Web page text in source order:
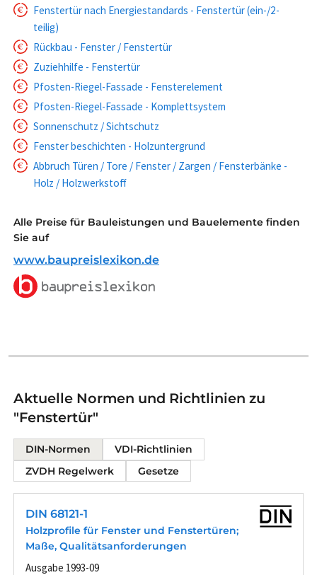
Fenstertür nach Energiestandards - Fenstertür (ein-/2-
teilig)
Rückbau - Fenster / Fenstertür
Zuziehhilfe - Fenstertür
Pfosten-Riegel-Fassade - Fensterelement
Pfosten-Riegel-Fassade - Komplettsystem
Sonnenschutz / Sichtschutz
Fenster beschichten - Holzuntergrund
Abbruch Türen / Tore / Fenster / Zargen / Fensterbänke -
Holz / Holzwerkstoff
Alle Preise für Bauleistungen und Bauelemente finden
Sie auf
www.baupreislexikon.de
Aktuelle Normen und Richtlinien zu
"Fenstertür"
DIN-Normen
VDI-Richtlinien
ZVDH Regelwerk
Gesetze
DIN 68121-1
Holzprofile für Fenster und Fenstertüren;
Maße, Qualitätsanforderungen
Ausgabe 1993-09